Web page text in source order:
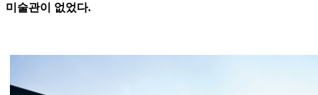
미술관이 없었다.